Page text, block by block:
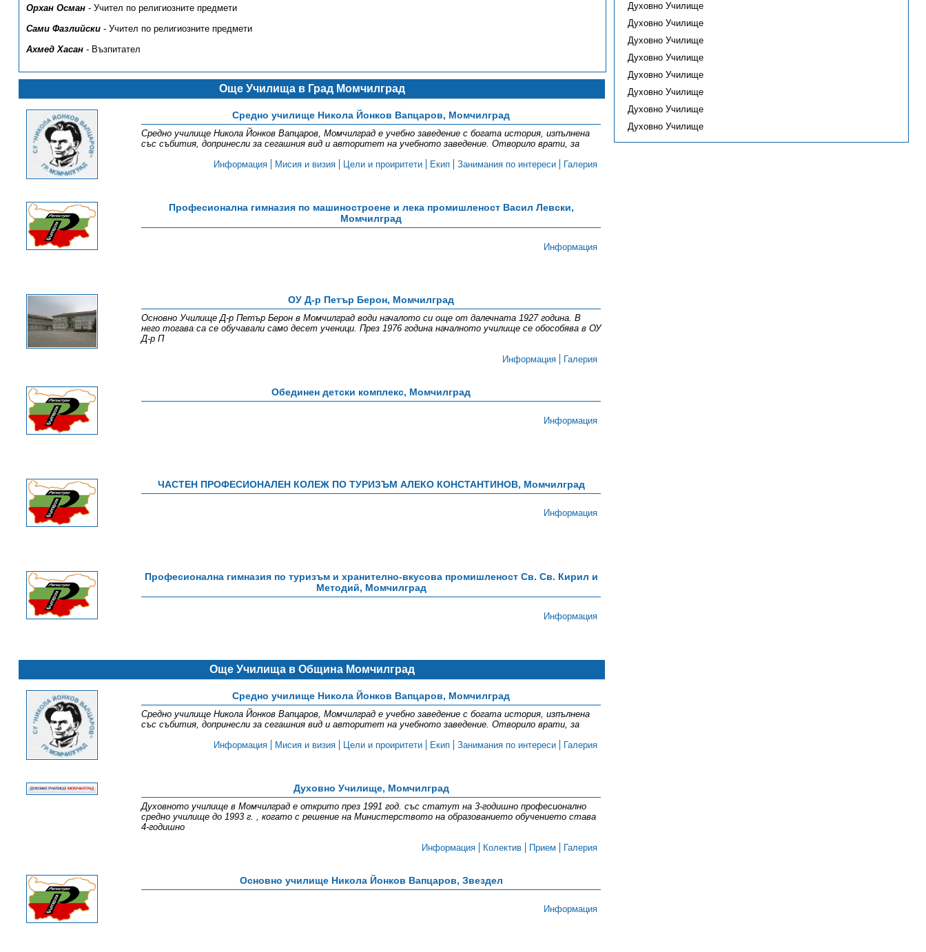
Орхан Осман- Учител по религиозните предмети
Сами Фазлийски - Учител по религиозните предмети
Ахмед Хасан - Възпитател
Духовно Училище
Духовно Училище
Духовно Училище
Духовно Училище
Духовно Училище
Духовно Училище
Духовно Училище
Духовно Училище
Още Училища в Град Момчилград
Средно училище Никола Йонков Вапцаров, Момчилград
Средно училище Никола Йонков Вапцаров, Момчилград е учебно заведение с богата история, изпълнена
със събития, допринесли за сегашния вид и авторитет на учебното заведение. Отворило врати, за
Информация
Мисия и визия Цели и проиритети Екип Занимания по интереси Галерия
Професионална гимназия по машиностроене и лека промишленост Васил Левски,
Момчилград
Информация
ОУ Д-р Петър Берон, Момчилград
Основно Училище Д-р Петър Берон в Момчилград води началото си още от далечната 1927 година. В
него тогава са се обучавали само десет ученици. През 1976 година началното училище се обособява в ОУ
Д-р П
Информация
Галерия
Обединен детски комплекс, Момчилград
Информация
ЧАСТЕН ПРОФЕСИОНАЛЕН КОЛЕЖ ПО ТУРИЗЪМ АЛЕКО КОНСТАНТИНОВ, Момчилград
Информация
Професионална гимназия по туризъм и хранително-вкусова промишленост Св. Св. Кирил и
Методий, Момчилград
Информация
Още Училища в Община Момчилград
Средно училище Никола Йонков Вапцаров, Момчилград
Средно училище Никола Йонков Вапцаров, Момчилград е учебно заведение с богата история, изпълнена
със събития, допринесли за сегашния вид и авторитет на учебното заведение. Отворило врати, за
Информация
Мисия и визия Цели и проиритети Екип Занимания по интереси Галерия
Духовно Училище, Момчилград
Духовното училище в Момчилград е открито през 1991 год. със статут на 3-годишно професионално
средно училище до 1993 г. , когато с решение на Министерството на образованието обучението става
4-годишно
Информация
Колектив Прием Галерия
Основно училище Никола Йонков Вапцаров, Звездел
Информация